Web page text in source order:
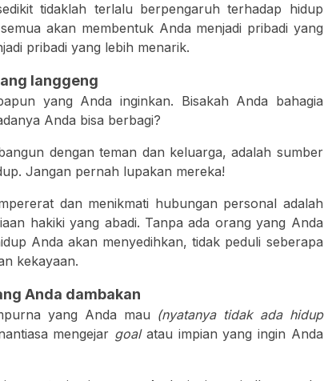
tidaklah terlalu berpengaruh terhadap hidup
akan membentuk Anda menjadi pribadi yang
pribadi yang lebih menarik.
langgeng
yang Anda inginkan. Bisakah Anda bahagia
Anda bisa berbagi?
dengan teman dan keluarga, adalah sumber
Jangan pernah lupakan mereka!
dan menikmati hubungan personal adalah
hakiki yang abadi. Tanpa ada orang yang Anda
Anda akan menyedihkan, tidak peduli seberapa
kekayaan.
Anda dambakan
yang Anda mau (nyatanya tidak ada hidup
mengejar goal atau impian yang ingin Anda